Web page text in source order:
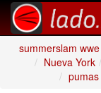
summerslam wwe
Nueva York